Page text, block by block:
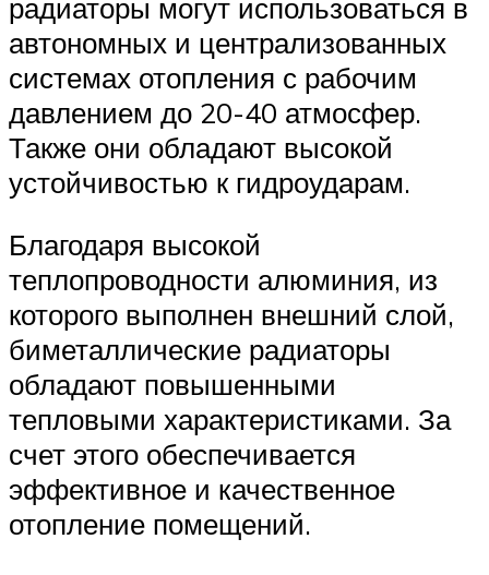
радиаторы могут использоваться в
автономных и централизованных
системах отопления с рабочим
давлением до 20-40 атмосфер.
Также они обладают высокой
устойчивостью к гидроударам.
Благодаря высокой
теплопроводности алюминия, из
которого выполнен внешний слой,
биметаллические радиаторы
обладают повышенными
тепловыми характеристиками. За
счет этого обеспечивается
эффективное и качественное
отопление помещений.